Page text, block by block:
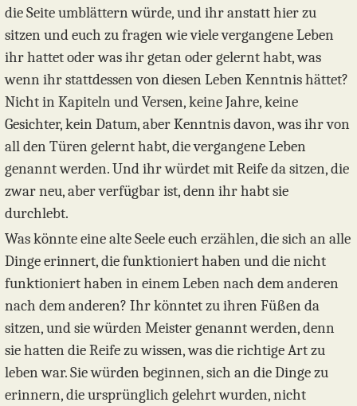
die Seite umblättern würde, und ihr anstatt hier zu
sitzen und euch zu fragen wie viele vergangene Leben
ihr hattet oder was ihr getan oder gelernt habt, was
wenn ihr stattdessen von diesen Leben Kenntnis hättet?
Nicht in Kapiteln und Versen, keine Jahre, keine
Gesichter, kein Datum, aber Kenntnis davon, was ihr von
all den Türen gelernt habt, die vergangene Leben
genannt werden. Und ihr würdet mit Reife da sitzen, die
zwar neu, aber verfügbar ist, denn ihr habt sie
durchlebt.
Was könnte eine alte Seele euch erzählen, die sich an alle
Dinge erinnert, die funktioniert haben und die nicht
funktioniert haben in einem Leben nach dem anderen
nach dem anderen? Ihr könntet zu ihren Füßen da
sitzen, und sie würden Meister genannt werden, denn
sie hatten die Reife zu wissen, was die richtige Art zu
leben war. Sie würden beginnen, sich an die Dinge zu
erinnern, die ursprünglich gelehrt wurden, nicht